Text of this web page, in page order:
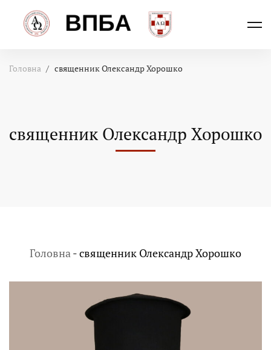
Головна священник Олександр Хорошко
священник Олександр Хорошко
Головна-священник Олександр Хорошко